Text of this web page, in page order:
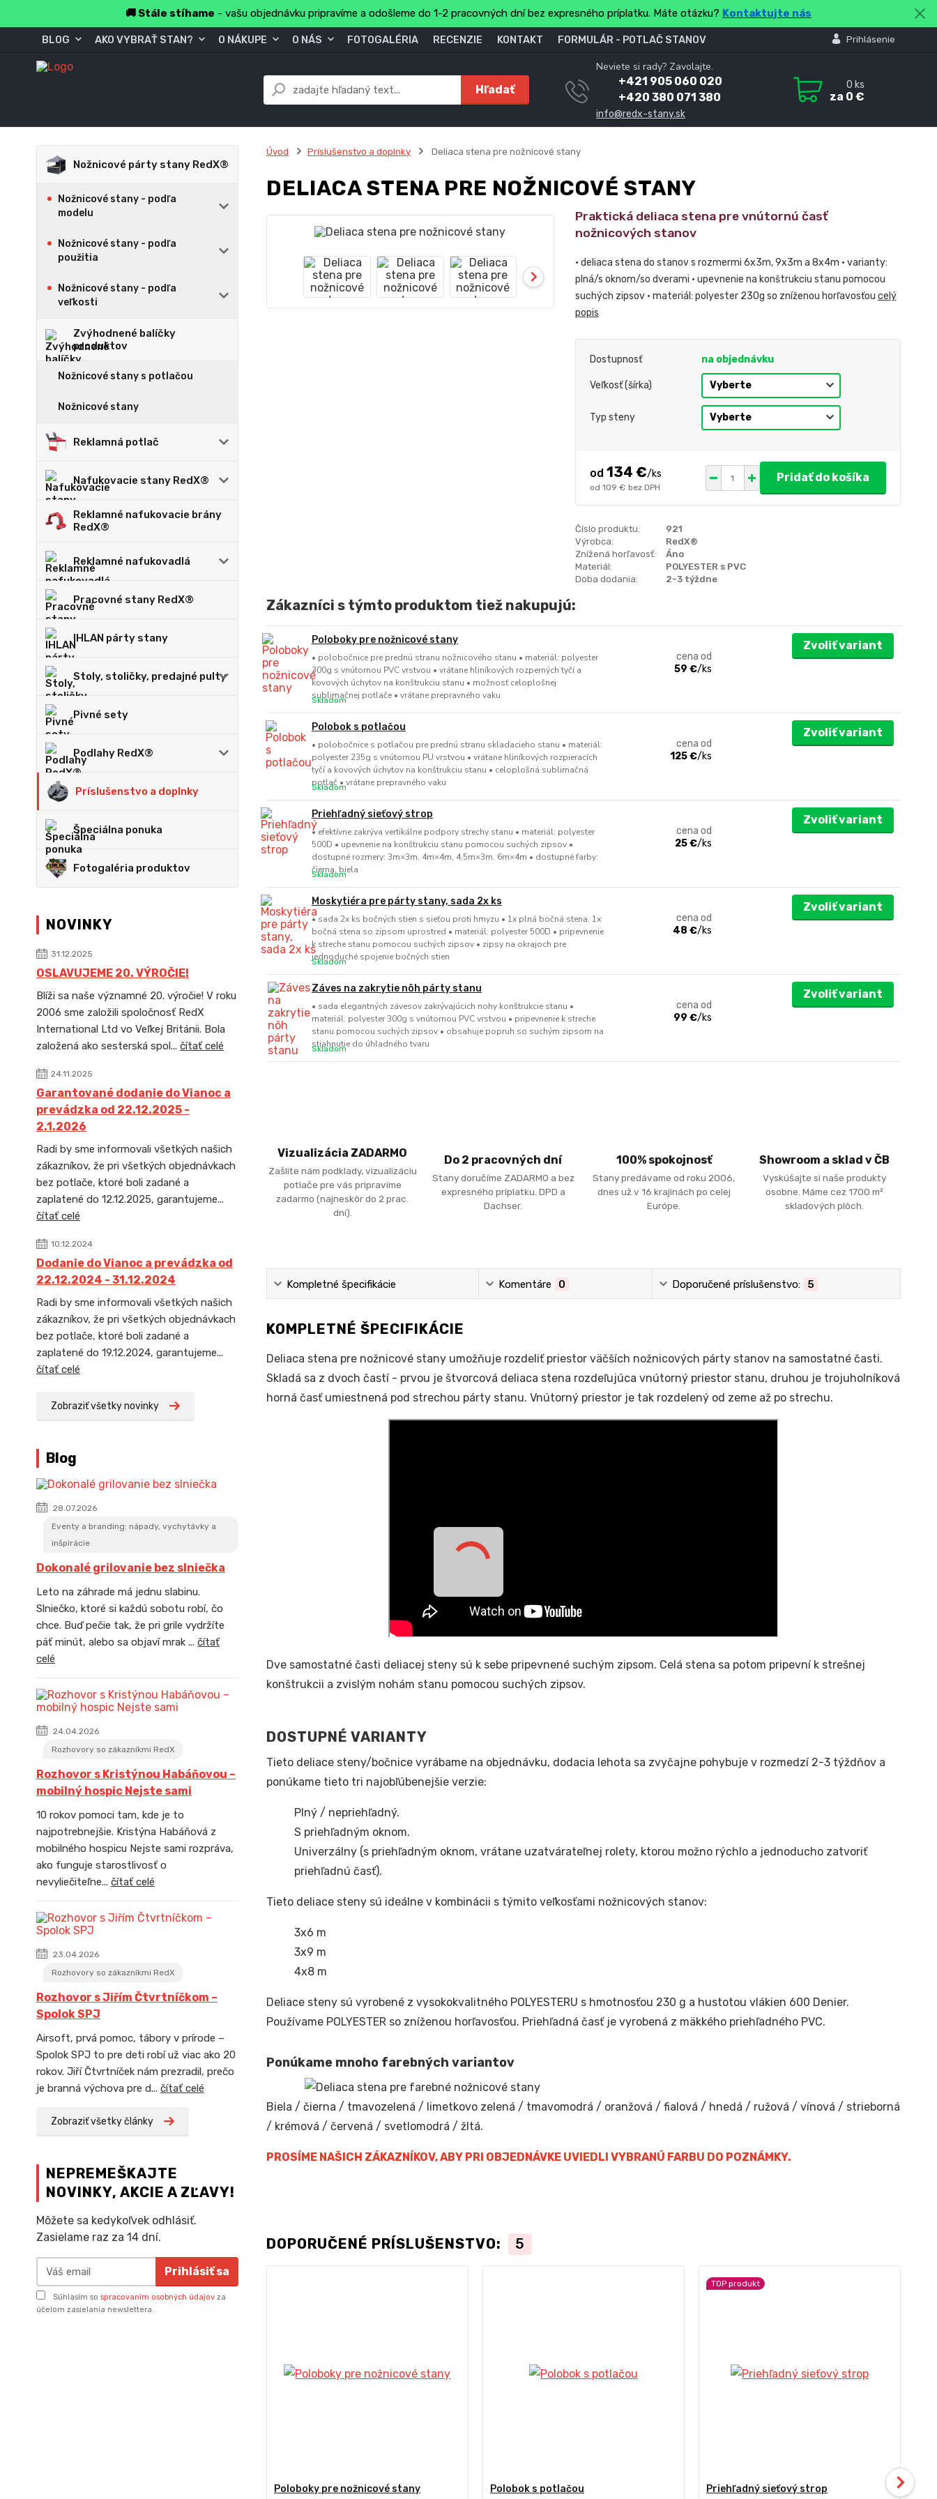
🚚 Stále stíhame - vašu objednávku pripravíme a odošleme do 1-2 pracovných dní bez expresného príplatku. Máte otázku? Kontaktujte nás
BLOG AKO VYBRAŤ STAN? O NÁKUPE O NÁS FOTOGALÉRIA RECENZIE KONTAKT FORMULÁR - POTLAČ STANOV Prihlásenie
Hľadať
Neviete si rady? Zavolajte.
+421 905 060 020
+420 380 071 380
info@redx-stany.sk
0 ks
za 0 €
Nožnicové párty stany RedX®
Nožnicové stany - podľa
modelu
Nožnicové stany - podľa
použitia
Nožnicové stany - podľa
veľkosti
Zvýhodnené balíčky
produktov
Nožnicové stany s potlačou
Nožnicové stany
Reklamná potlač
Nafukovacie stany RedX®
Reklamné nafukovacie brány
RedX®
Reklamné nafukovadlá
Pracovné stany RedX®
IHLAN párty stany
Stoly, stoličky, predajné pulty
Pivné sety
Podlahy RedX®
Príslušenstvo a doplnky
Špeciálna ponuka
Fotogaléria produktov
NOVINKY
31.12.2025
OSLAVUJEME 20. VÝROČIE!
Blíži sa naše významné 20. výročie! V roku
2006 sme založili spoločnosť RedX
International Ltd vo Veľkej Británii. Bola
založená ako sesterská spol... čítať celé
24.11.2025
Garantované dodanie do Vianoc a
prevádzka od 22.12.2025 -
2.1.2026
Radi by sme informovali všetkých našich
zákazníkov, že pri všetkých objednávkach
bez potlače, ktoré boli zadané a
zaplatené do 12.12.2025, garantujeme...
čítať celé
10.12.2024
Dodanie do Vianoc a prevádzka od
22.12.2024 - 31.12.2024
Radi by sme informovali všetkých našich
zákazníkov, že pri všetkých objednávkach
bez potlače, ktoré boli zadané a
zaplatené do 19.12.2024, garantujeme...
čítať celé
Zobraziť všetky novinky
Blog
28.07.2026
Eventy a branding: nápady, vychytávky a
inšpirácie
Dokonalé grilovanie bez slniečka
Leto na záhrade má jednu slabinu.
Slniečko, ktoré si každú sobotu robí, čo
chce. Buď pečie tak, že pri grile vydržíte
päť minút, alebo sa objaví mrak ... čítať
celé
24.04.2026
Rozhovory so zákazníkmi RedX
Rozhovor s Kristýnou Habáňovou –
mobilný hospic Nejste sami
10 rokov pomoci tam, kde je to
najpotrebnejšie. Kristýna Habáňová z
mobilného hospicu Nejste sami rozpráva,
ako funguje starostlivosť o
nevyliečiteľne... čítať celé
23.04.2026
Rozhovory so zákazníkmi RedX
Rozhovor s Jiřím Čtvrtníčkom –
Spolok SPJ
Airsoft, prvá pomoc, tábory v prírode –
Spolok SPJ to pre deti robí už viac ako 20
rokov. Jiří Čtvrtníček nám prezradil, prečo
je branná výchova pre d... čítať celé
Zobraziť všetky články
NEPREMEŠKAJTE
NOVINKY, AKCIE A ZĽAVY!
Môžete sa kedykoľvek odhlásiť.
Zasielame raz za 14 dní.
Prihlásiť sa
Súhlasím so spracovaním osobných údajov za
účelom zasielania newslettera.
Úvod Príslušenstvo a doplnky Deliaca stena pre nožnicové stany
DELIACA STENA PRE NOŽNICOVÉ STANY
Praktická deliaca stena pre vnútornú časť
nožnicových stanov
• deliaca stena do stanov s rozmermi 6x3m, 9x3m a 8x4m • varianty:
plná/s oknom/so dverami • upevnenie na konštrukciu stanu pomocou
suchých zipsov • materiál: polyester 230g so zníženou horľavosťou celý
popis
Dostupnosť na objednávku
Veľkosť (šírka)
Typ steny
134 €/ks
od 109 € bez DPH
Pridať do košíka
Číslo produktu:
921
Výrobca:
RedX®
Znížená horľavosť:
Áno
Materiál:
POLYESTER s PVC
Doba dodania:
2-3 týždne
Zákazníci s týmto produktom tiež nakupujú:
Poloboky pre nožnicové stany
• polobočnice pre prednú stranu nožnicového stanu • materiál: polyester
300g s vnútornou PVC vrstvou • vrátane hliníkových rozperných tyčí a
kovových úchytov na konštrukciu stanu • možnosť celoplošnej
sublimačnej potlače • vrátane prepravného vaku
cena od
59 €/ks
Skladom
Zvoliť variant
Polobok s potlačou
• polobočnice s potlačou pre prednú stranu skladacieho stanu • materiál:
polyester 235g s vnútornou PU vrstvou • vrátane hliníkových rozpieracích
tyčí a kovových úchytov na konštrukciu stanu • celoplošná sublimačná
potlač • vrátane prepravného vaku
cena od
125 €/ks
Skladom
Zvoliť variant
Priehľadný sieťový strop
• efektívne zakrýva vertikálne podpory strechy stanu • materiál: polyester
500D • upevnenie na konštrukciu stanu pomocou suchých zipsov •
dostupné rozmery: 3m×3m, 4m×4m, 4,5m×3m, 6m×4m • dostupné farby:
čierna, biela
cena od
25 €/ks
Skladom
Zvoliť variant
Moskytiéra pre párty stany, sada 2x ks
• sada 2x ks bočných stien s sieťou proti hmyzu • 1x plná bočná stena, 1x
bočná stena so zipsom uprostred • materiál: polyester 500D • pripevnenie
k streche stanu pomocou suchých zipsov • zipsy na okrajoch pre
jednoduché spojenie bočných stien
cena od
48 €/ks
Skladom
Zvoliť variant
Záves na zakrytie nôh párty stanu
• sada elegantných závesov zakrývajúcich nohy konštrukcie stanu •
materiál: polyester 300g s vnútornou PVC vrstvou • pripevnenie k streche
stanu pomocou suchých zipsov • obsahuje popruh so suchým zipsom na
stiahnutie do úhľadného tvaru
cena od
99 €/ks
Skladom
Zvoliť variant
Vizualizácia ZADARMO
Zašlite nám podklady, vizualizáciu
potlače pre vás pripravíme
zadarmo (najneskôr do 2 prac.
dní).
Do 2 pracovných dní
Stany doručíme ZADARMO a bez
expresného príplatku. DPD a
Dachser.
100% spokojnosť
Stany predávame od roku 2006,
dnes už v 16 krajinách po celej
Európe.
Showroom a sklad v ČB
Vyskúšajte si naše produkty
osobne. Máme cez 1700 m²
skladových plôch.
Kompletné špecifikácie Komentáre 0 Doporučené príslušenstvo: 5
KOMPLETNÉ ŠPECIFIKÁCIE
Deliaca stena pre nožnicové stany umožňuje rozdeliť priestor väčších nožnicových párty stanov na samostatné časti.
Skladá sa z dvoch častí - prvou je štvorcová deliaca stena rozdeľujúca vnútorný priestor stanu, druhou je trojuholníková
horná časť umiestnená pod strechou párty stanu. Vnútorný priestor je tak rozdelený od zeme až po strechu.
Dve samostatné časti deliacej steny sú k sebe pripevnené suchým zipsom. Celá stena sa potom pripevní k strešnej
konštrukcii a zvislým nohám stanu pomocou suchých zipsov.
DOSTUPNÉ VARIANTY
Tieto deliace steny/bočnice vyrábame na objednávku, dodacia lehota sa zvyčajne pohybuje v rozmedzí 2-3 týždňov a
ponúkame tieto tri najobľúbenejšie verzie:
Plný / nepriehľadný.
S priehľadným oknom.
Univerzálny (s priehľadným oknom, vrátane uzatvárateľnej rolety, ktorou možno rýchlo a jednoducho zatvoriť
priehľadnú časť).
Tieto deliace steny sú ideálne v kombinácii s týmito veľkosťami nožnicových stanov:
3x6 m
3x9 m
4x8 m
Deliace steny sú vyrobené z vysokokvalitného POLYESTERU s hmotnosťou 230 g a hustotou vlákien 600 Denier.
Používame POLYESTER so zníženou horľavosťou. Priehľadná časť je vyrobená z mäkkého priehľadného PVC.
Ponúkame mnoho farebných variantov
Biela / čierna / tmavozelená / limetkovo zelená / tmavomodrá / oranžová / fialová / hnedá / ružová / vínová / strieborná
/ krémová / červená / svetlomodrá / žltá.
PROSÍME NAŠICH ZÁKAZNÍKOV, ABY PRI OBJEDNÁVKE UVIEDLI VYBRANÚ FARBU DO POZNÁMKY.
DOPORUČENÉ PRÍSLUŠENSTVO: 5
Poloboky pre nožnicové stany Polobok s potlačou
TOP produkt
Priehľadný sieťový strop